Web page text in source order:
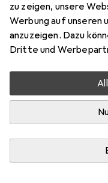
zu zeigen, unsere
Werbung auf unseren
anzuzeigen. Dazu
Dritte und
Bewertungen
Zwischen Do,
Mehr als 10 Stück
Lieferort
FR